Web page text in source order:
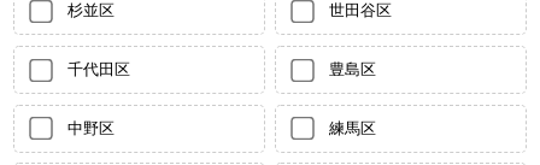
杉並区 世田谷区
千代田区 豊島区
中野区 練馬区